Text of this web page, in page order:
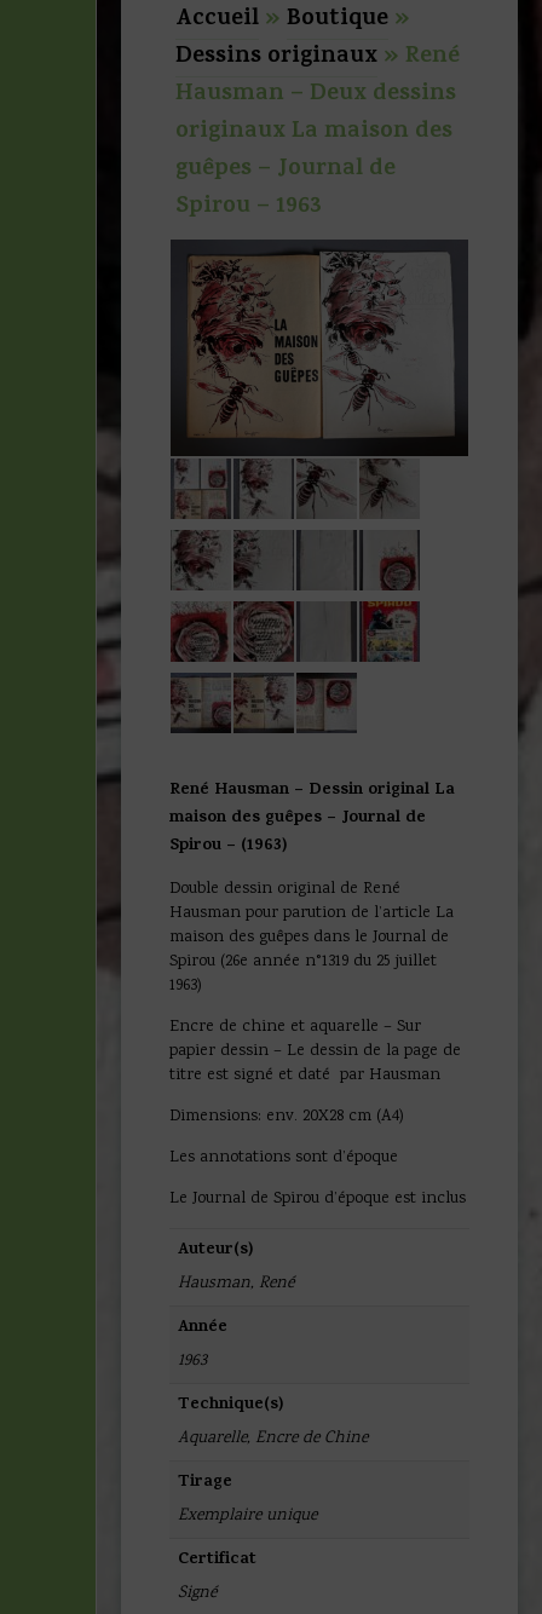
Accueil»Boutique»
Dessins originaux» René
Hausman – Deux dessins
originaux La maison des
guêpes – Journal de
Spirou – 1963
René Hausman – Dessin original La
maison des guêpes – Journal de
Spirou – (1963)
Double dessin original de René
Hausman pour parution de l’article La
maison des guêpes dans le Journal de
Spirou (26e année n°1319 du 25 juillet
1963)
Encre de chine et aquarelle – Sur
papier dessin – Le dessin de la page de
titre est signé et daté par Hausman
Dimensions: env. 20X28 cm (A4)
Les annotations sont d’époque
Le Journal de Spirou d’époque est inclus
Auteur(s)
Hausman, René
Année
1963
Technique(s)
Aquarelle, Encre de Chine
Tirage
Exemplaire unique
Certificat
Signé